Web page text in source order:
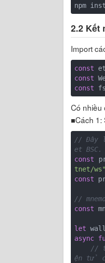
2.2 Kết
Import
const
const
const
Có nhiều
■Cách 1:
// Đây
et
const
tnet/ws"
const
//
const
let
async
//
ện tử